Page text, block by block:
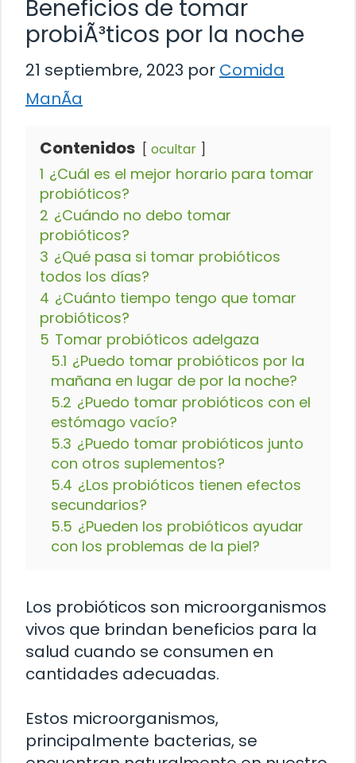
Beneficios de tomar
probiÃ³ticos por la noche
21 septiembre, 2023 por Comida
ManÃ­a
Contenidos ocultar
1 ¿Cuál es el mejor horario para tomar
probióticos?
2 ¿Cuándo no debo tomar
probióticos?
3 ¿Qué pasa si tomar probióticos
todos los días?
4 ¿Cuánto tiempo tengo que tomar
probióticos?
5 Tomar probióticos adelgaza
5.1 ¿Puedo tomar probióticos por la
mañana en lugar de por la noche?
5.2 ¿Puedo tomar probióticos con el
estómago vacío?
5.3 ¿Puedo tomar probióticos junto
con otros suplementos?
5.4 ¿Los probióticos tienen efectos
secundarios?
5.5 ¿Pueden los probióticos ayudar
con los problemas de la piel?
Los probióticos son microorganismos
vivos que brindan beneficios para la
salud cuando se consumen en
cantidades adecuadas.
Estos microorganismos,
principalmente bacterias, se